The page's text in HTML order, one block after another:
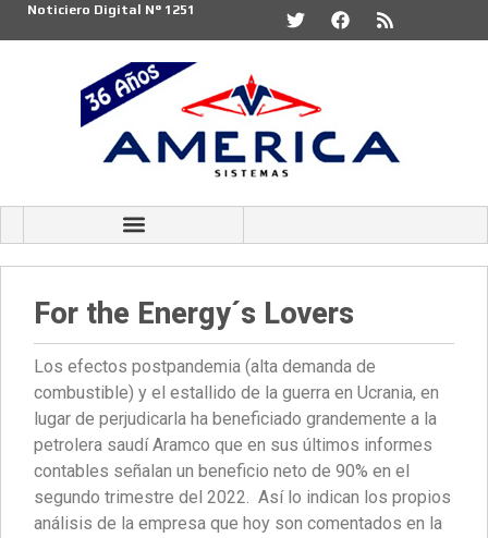
Noticiero Digital N° 1251
For the Energy´s Lovers
Los efectos postpandemia (alta demanda de
combustible) y el estallido de la guerra en Ucrania, en
lugar de perjudicarla ha beneficiado grandemente a la
petrolera saudí Aramco que en sus últimos informes
contables señalan un beneficio neto de 90% en el
segundo trimestre del 2022. Así lo indican los propios
análisis de la empresa que hoy son comentados en la